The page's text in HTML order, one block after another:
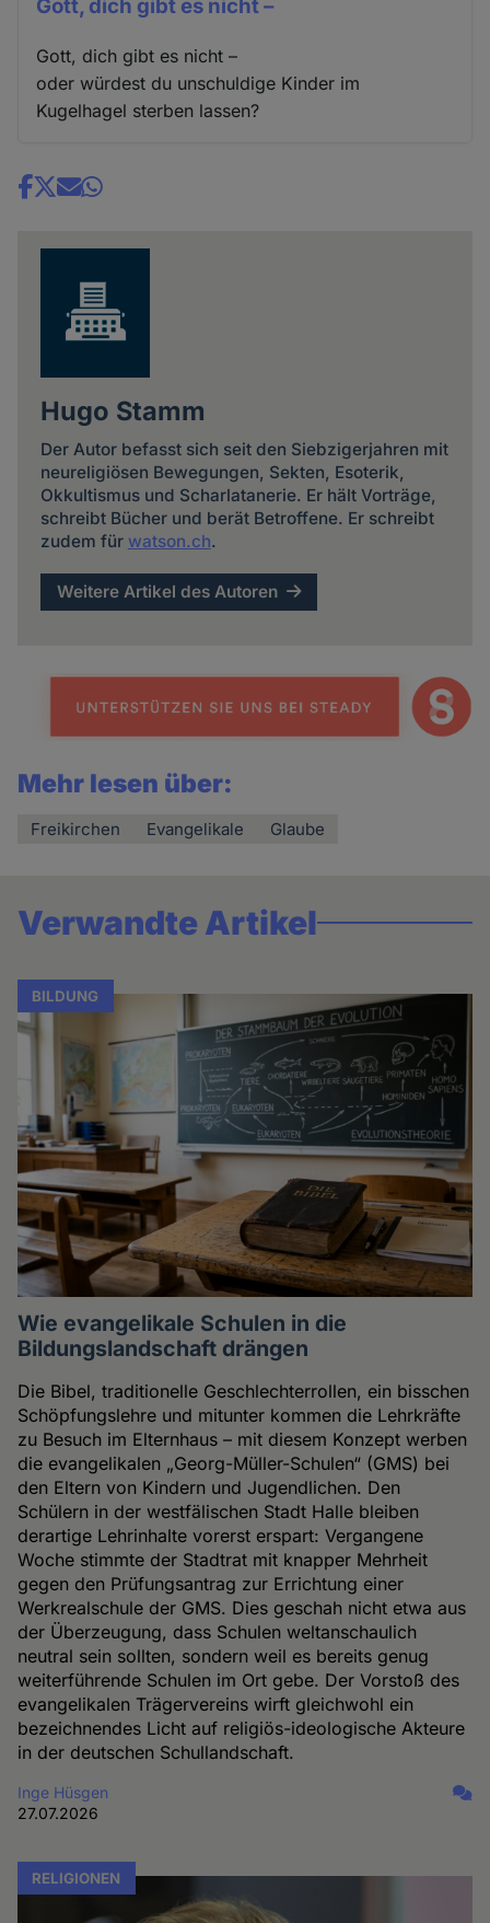
Gott, dich gibt es nicht –
Gott, dich gibt es nicht –
oder würdest du unschuldige Kinder im
Kugelhagel sterben lassen?
Share
Hugo Stamm
Der Autor befasst sich seit den Siebzigerjahren mit
neureligiösen Bewegungen, Sekten, Esoterik,
Okkultismus und Scharlatanerie. Er hält Vorträge,
schreibt Bücher und berät Betroffene. Er schreibt
zudem für watson.ch.
Weitere Artikel des Autoren
Mehr lesen über:
Freikirchen Evangelikale Glaube
Verwandte Artikel
BILDUNG
Wie evangelikale Schulen in die
Bildungslandschaft drängen
Die Bibel, traditionelle Geschlechterrollen, ein bisschen
Schöpfungslehre und mitunter kommen die Lehrkräfte
zu Besuch im Elternhaus – mit diesem Konzept werben
die evangelikalen „Georg-Müller-Schulen“ (GMS) bei
den Eltern von Kindern und Jugendlichen. Den
Schülern in der westfälischen Stadt Halle bleiben
derartige Lehrinhalte vorerst erspart: Vergangene
Woche stimmte der Stadtrat mit knapper Mehrheit
gegen den Prüfungsantrag zur Errichtung einer
Werkrealschule der GMS. Dies geschah nicht etwa aus
der Überzeugung, dass Schulen weltanschaulich
neutral sein sollten, sondern weil es bereits genug
weiterführende Schulen im Ort gebe. Der Vorstoß des
evangelikalen Trägervereins wirft gleichwohl ein
bezeichnendes Licht auf religiös-ideologische Akteure
in der deutschen Schullandschaft.
Inge Hüsgen
27.07.2026
RELIGIONEN